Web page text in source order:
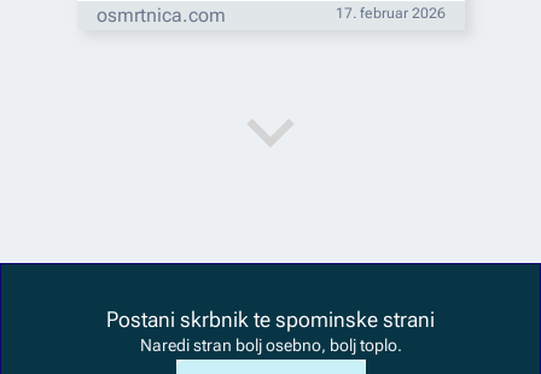
osmrtnica.com 17. februar 2026
Postani skrbnik te spominske strani
Naredi stran bolj osebno, bolj toplo.